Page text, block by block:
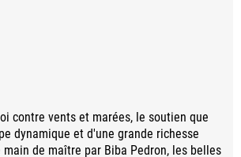
contre vents et marées, le soutien que
dynamique et d'une grande richesse
main de maître par Biba Pedron, les belles